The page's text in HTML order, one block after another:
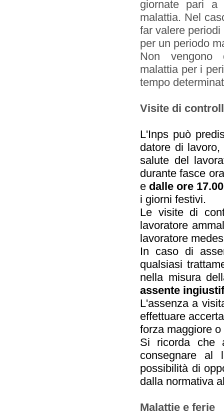
giornate pari a
malattia. Nel
far valere
per un periodo
Non vengono
malattia per i
tempo
Visite di
L'Inps può
datore di
salute del
durante fasce
e dalle ore
i giorni festivi.
Le visite di
lavoratore
lavoratore
In caso di
qualsiasi
nella misura
assente
L'assenza a
effettuare
forza maggiore
Si ricorda che
consegnare al
possibilità di
dalla normativa
Malattie e ferie